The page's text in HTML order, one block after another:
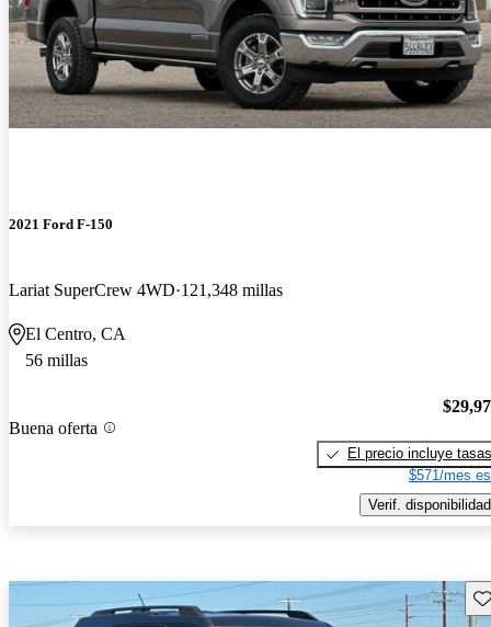
2021 Ford F-150
Lariat SuperCrew 4WD 121,348 millas
El Centro, CA
56 millas
Buena oferta
El precio incluye tasas
$571/mes
Verif. disponibilidad